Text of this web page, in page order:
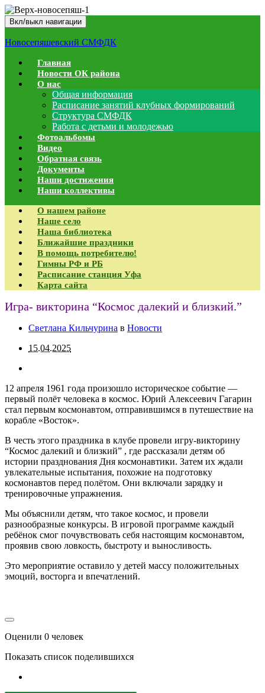
Вкл/выкл навигации
Новосепяшевский СМФДК
Главная
Новости ОК района
О нас
Общая информация
Расписание занятий клубных формирований
Структура СМФДК
Работа с детьми и молодежью
Фотоальбомы
Видео
Обратная связь
Документы
Наши достижения
Наши коллективы
О нашем районе
Наше село
Наша библиотека
Ближайшие праздники
В помощь потребителю!
Гимны РФ и РБ
Расписание станция Уфа
Карта сайта
Игра- викторина “Космос далекий и близкий.”
Светлана Кильчурина в Новости
15.04.2025
12 апреля 1961 года произошло историческое событие —
первый полёт человека в космос. Юрий Алексеевич Гагарин
стал первым космонавтом, отправившимся в путешествие на
корабле «Восток».
В честь этого праздника в клубе провели игру-викторину
“Космос далекий и близкий” , где рассказали детям об
истории празднования Дня космонавтики. Затем их ждали
увлекательные испытания, похожие на подготовку
космонавтов перед полётом. Они включали зарядку и
тренировочные упражнения.
Мы объяснили детям, что такое космос, и провели
разнообразные конкурсы. В игровой программе каждый
ребёнок смог почувствовать себя настоящим космонавтом,
проявив свою ловкость, быстроту и выносливость.
Это мероприятие оставило у детей массу положительных
эмоций, восторга и впечатлений.
Оценили 0 человек
Показать список поделившихся